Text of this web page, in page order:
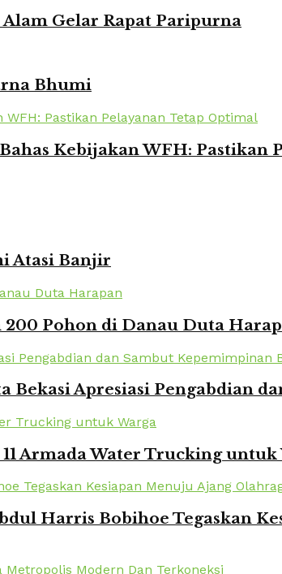
Gelar Rapat Paripurna
Bhumi
Kebijakan WFH: Pastikan
Atasi Banjir
Pohon di Danau Duta
Bekasi Apresiasi Pengabdian
Armada Water Trucking untuk
Harris Bobihoe Tegaskan